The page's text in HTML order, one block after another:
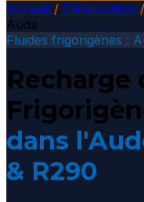
Accueil / Climatisation /
Aude
Fluides frigorigènes :
Recharge
dans
& R290